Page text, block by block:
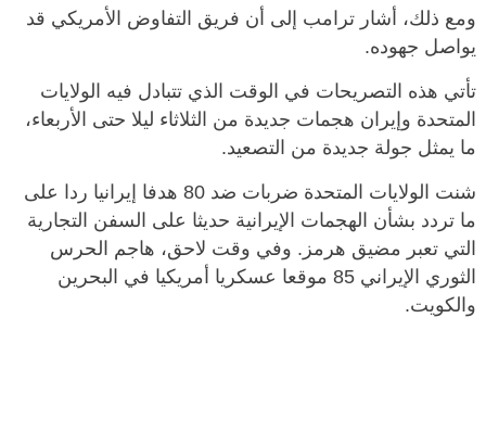
ومع ذلك، أشار ترامب إلى أن فريق التفاوض الأمريكي قد
يواصل جهوده.
تأتي هذه التصريحات في الوقت الذي تتبادل فيه الولايات
المتحدة وإيران هجمات جديدة من الثلاثاء ليلا حتى الأربعاء،
ما يمثل جولة جديدة من التصعيد.
شنت الولايات المتحدة ضربات ضد 80 هدفا إيرانيا ردا على
ما تردد بشأن الهجمات الإيرانية حديثا على السفن التجارية
التي تعبر مضيق هرمز. وفي وقت لاحق، هاجم الحرس
الثوري الإيراني 85 موقعا عسكريا أمريكيا في البحرين
والكويت.